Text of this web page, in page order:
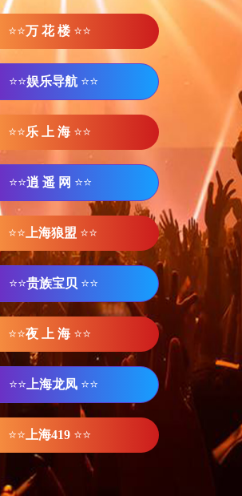
⭐⭐万 花 楼 ⭐⭐
⭐⭐娱乐导航 ⭐⭐
⭐⭐乐 上 海 ⭐⭐
⭐⭐逍 遥 网 ⭐⭐
⭐⭐ 上海狼盟 ⭐⭐
⭐⭐贵族宝贝 ⭐⭐
⭐⭐夜 上 海 ⭐⭐
⭐⭐ 上海龙凤 ⭐⭐
⭐⭐ 上海419 ⭐⭐